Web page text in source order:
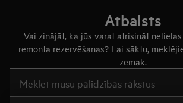
Atbalsts
Vai zinājāt, ka jūs varat atrisināt
remonta rezervēšanas? Lai sāktu,
zemāk.